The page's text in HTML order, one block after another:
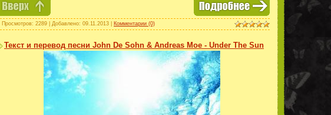
2289 | Добавлено: 09.11.2013 Комментарии (0)
Текст и перевод песни John De Sohn & Andreas Moe - Under The Sun